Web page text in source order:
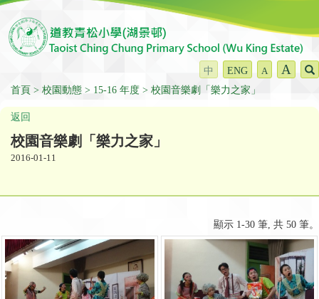
中 ENG A A
首頁 校園動態 15-16 年度 校園音樂劇「樂力之家」
返回
校園音樂劇「樂力之家」
2016-01-11
顯示 1-30 筆, 共 50 筆。